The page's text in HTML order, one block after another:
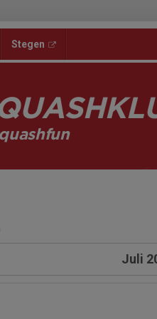
Stegen
Juli